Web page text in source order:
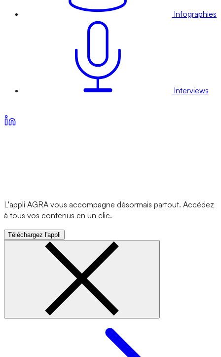
Infographies
Interviews
L'appli AGRA vous accompagne désormais partout. Accédez
à tous vos contenus en un clic.
Téléchargez l'appli